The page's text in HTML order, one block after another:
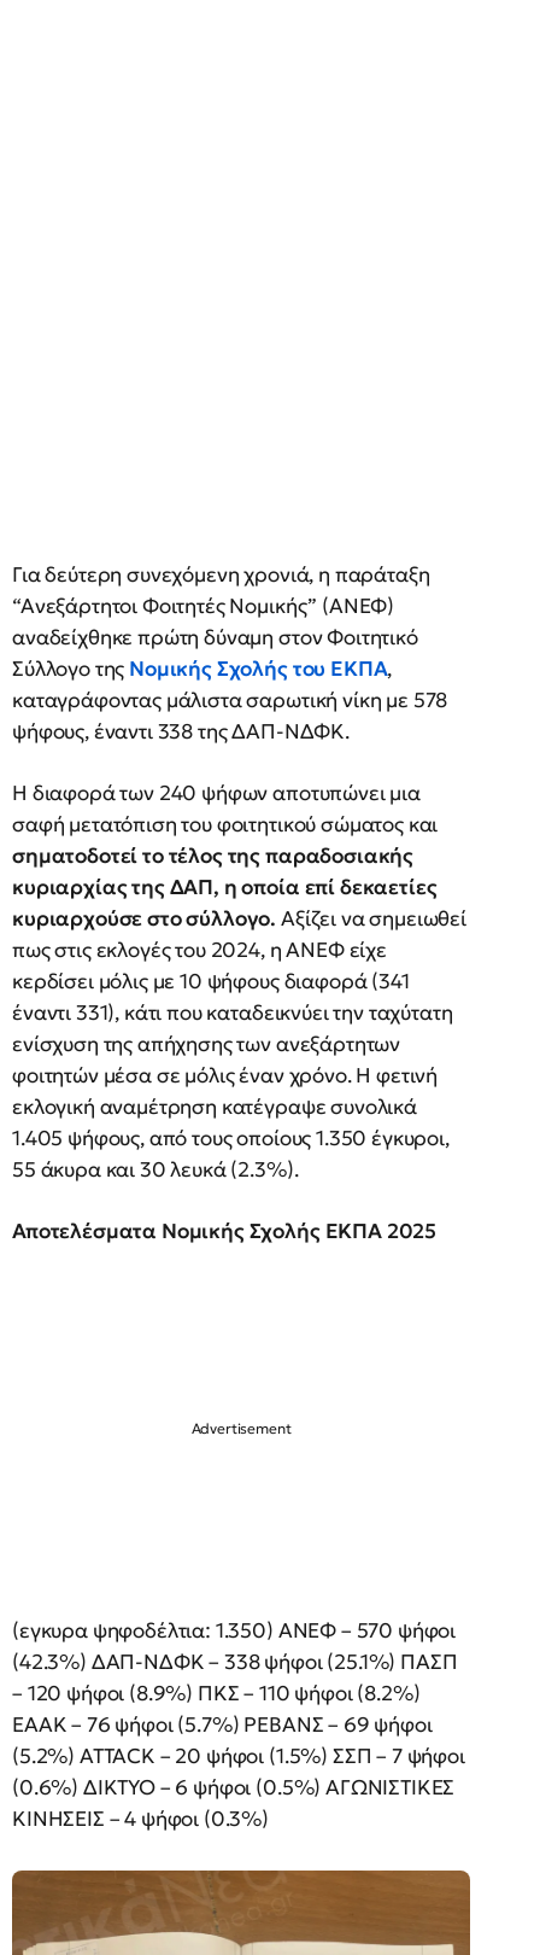
Για δεύτερη συνεχόμενη χρονιά, η παράταξη
“Ανεξάρτητοι Φοιτητές Νομικής” (ΑΝΕΦ)
αναδείχθηκε πρώτη δύναμη στον Φοιτητικό
Σύλλογο της Νομικής Σχολής του ΕΚΠΑ,
καταγράφοντας μάλιστα σαρωτική νίκη με 578
ψήφους, έναντι 338 της ΔΑΠ-ΝΔΦΚ.
Η διαφορά των 240 ψήφων αποτυπώνει μια
σαφή μετατόπιση του φοιτητικού σώματος και
σηματοδοτεί το τέλος της παραδοσιακής
κυριαρχίας της ΔΑΠ, η οποία επί δεκαετίες
κυριαρχούσε στο σύλλογο. Αξίζει να σημειωθεί
πως στις εκλογές του 2024, η ΑΝΕΦ είχε
κερδίσει μόλις με 10 ψήφους διαφορά (341
έναντι 331), κάτι που καταδεικνύει την ταχύτατη
ενίσχυση της απήχησης των ανεξάρτητων
φοιτητών μέσα σε μόλις έναν χρόνο. Η φετινή
εκλογική αναμέτρηση κατέγραψε συνολικά
1.405 ψήφους, από τους οποίους 1.350 έγκυροι,
55 άκυρα και 30 λευκά (2.3%).
Αποτελέσματα Νομικής Σχολής ΕΚΠΑ 2025
(εγκυρα ψηφοδέλτια: 1.350) ΑΝΕΦ – 570 ψήφοι
(42.3%) ΔΑΠ-ΝΔΦΚ – 338 ψήφοι (25.1%) ΠΑΣΠ
– 120 ψήφοι (8.9%) ΠΚΣ – 110 ψήφοι (8.2%)
ΕΑΑΚ – 76 ψήφοι (5.7%) ΡΕΒΑΝΣ – 69 ψήφοι
(5.2%) ATTACK – 20 ψήφοι (1.5%) ΣΣΠ – 7 ψήφοι
(0.6%) ΔΙΚΤΥΟ – 6 ψήφοι (0.5%) ΑΓΩΝΙΣΤΙΚΕΣ
ΚΙΝΗΣΕΙΣ – 4 ψήφοι (0.3%)